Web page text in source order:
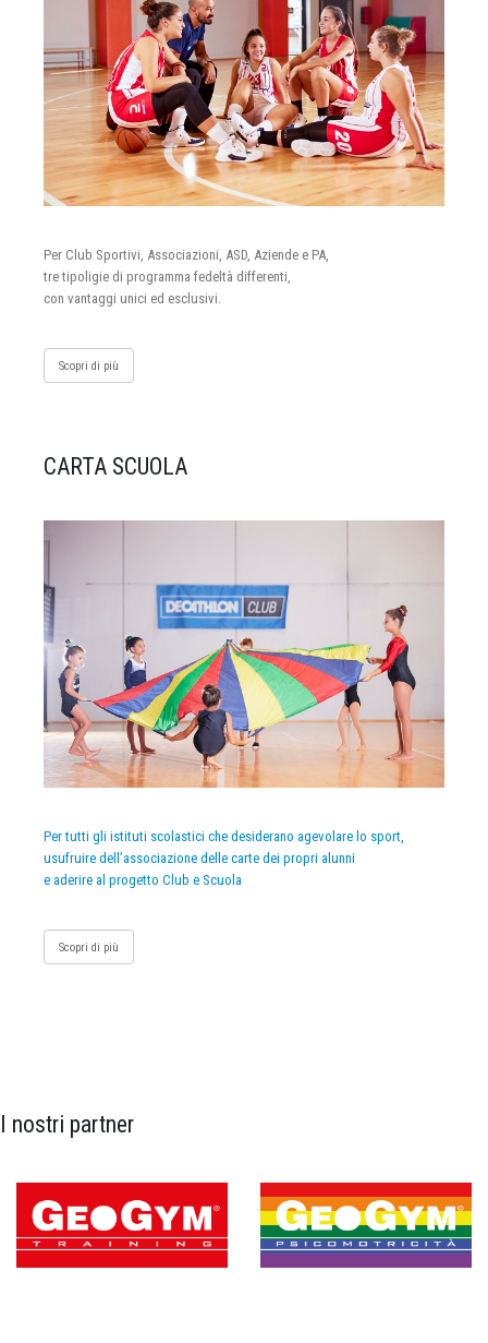
Per Club Sportivi, Associazioni, ASD, Aziende e PA,
tre tipoligie di programma fedeltà differenti,
con vantaggi unici ed esclusivi.
Scopri di più
CARTA SCUOLA
Per tutti gli istituti scolastici che desiderano agevolare lo sport,
usufruire dell’associazione delle carte dei propri alunni
e aderire al progetto Club e Scuola
Scopri di più
I nostri partner